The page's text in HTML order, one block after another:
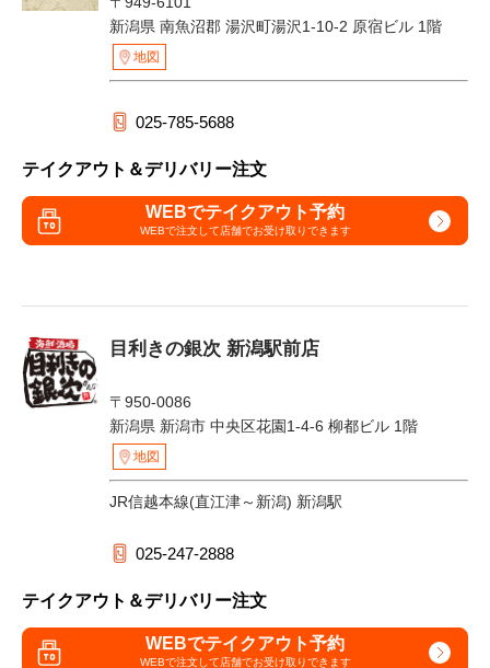
新潟県 南魚沼郡 湯沢町湯沢1-10-2 原宿ビル 1階
地図
025-785-5688
テイクアウト＆デリバリー注文
WEBでテイクアウト予約
WEBで注文して店舗でお受け取りできます
目利きの銀次 新潟駅前店
〒950-0086
新潟県 新潟市 中央区花園1-4-6 柳都ビル 1階
地図
JR信越本線(直江津～新潟) 新潟駅
025-247-2888
テイクアウト＆デリバリー注文
WEBでテイクアウト予約
WEBで注文して店舗でお受け取りできます